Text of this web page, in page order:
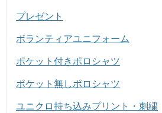
プレゼント
ボランティアユニフォーム
ポケット付きポロシャツ
ポケット無しポロシャツ
ユニクロ持ち込みプリント・刺繍